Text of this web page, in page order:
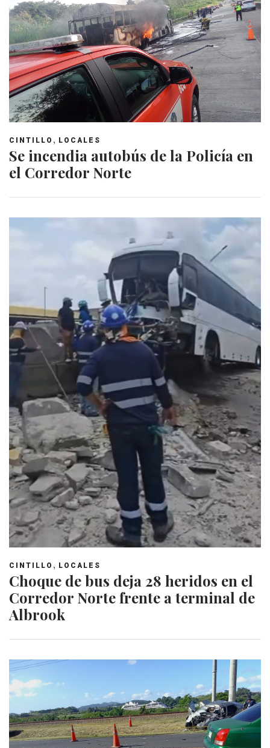
CINTILLO , LOCALES
Se incendia autobús de la Policía en
el Corredor Norte
CINTILLO , LOCALES
Choque de bus deja 28 heridos en el
Corredor Norte frente a terminal de
Albrook